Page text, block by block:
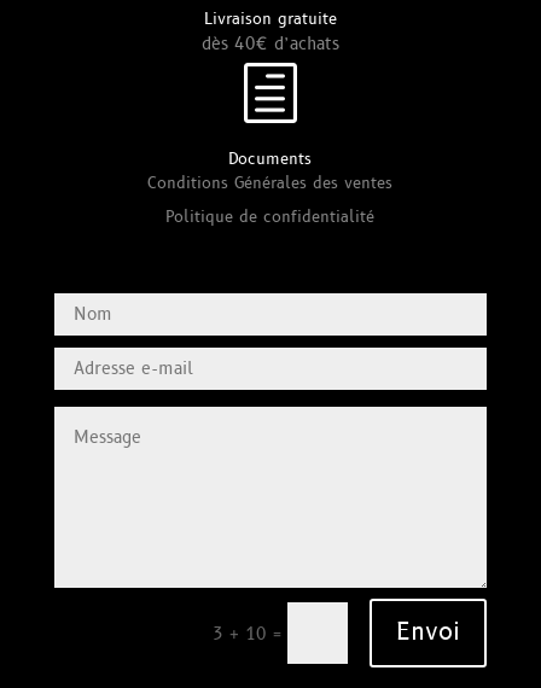
Livraison gratuite
dès 40€ d’achats
h
Documents
Conditions Générales des ventes
Politique de confidentialité
3 + 10 = Envoi